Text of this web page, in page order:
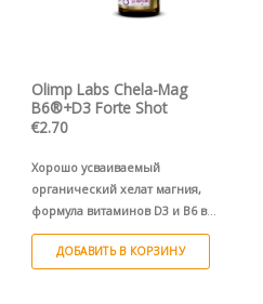
Olimp Labs Chela-Mag
B6®+D3 Forte Shot
€2.70
Хорошо усваиваемый
органический хелат магния,
формула витаминов D3 и B6 в
жидкой форме. 375 мг Mg + D3 50
мкг / 2000SV + 1,4 мг B6. 1 ампула (25
ДОБАВИТЬ В КОРЗИНУ